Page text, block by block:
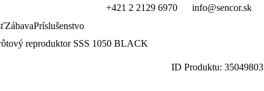
+421 2 2129 6970 info@sencor.sk
ZábavaPríslušenstvo
reproduktor SSS 1050 BLACK
ID Produktu: 35049803